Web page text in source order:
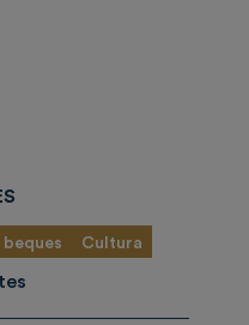
beques Cultura